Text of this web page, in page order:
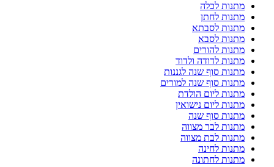
מתנות לכלה
מתנות לחתן
מתנות לסבתא
מתנות לסבא
מתנות להורים
מתנות לדודה ולדוד
מתנות סוף שנה לגננות
מתנות סוף שנה למורים
מתנות ליום הולדת
מתנות ליום נישואין
מתנות סוף שנה
מתנות לבר מצווה
מתנות לבת מצווה
מתנות לחינה
מתנות לחתונה